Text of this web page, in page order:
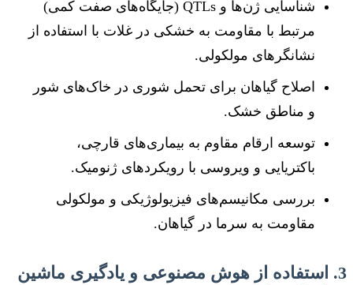
شناسایی ژن‌ها و QTLs (جایگاه‌های صفت کمی)
مرتبط با مقاومت به خشکی در غلات با استفاده از
نشانگرهای مولکولی.
اصلاح گیاهان برای تحمل شوری در خاک‌های شور
و مناطق خشک.
توسعه ارقام مقاوم به بیماری‌های قارچی،
باکتریایی و ویروسی با رویکردهای ژنومیک.
بررسی مکانیسم‌های فیزیولوژیکی و مولکولی
مقاومت به سرما در گیاهان.
3. استفاده از هوش مصنوعی و یادگیری ماشین